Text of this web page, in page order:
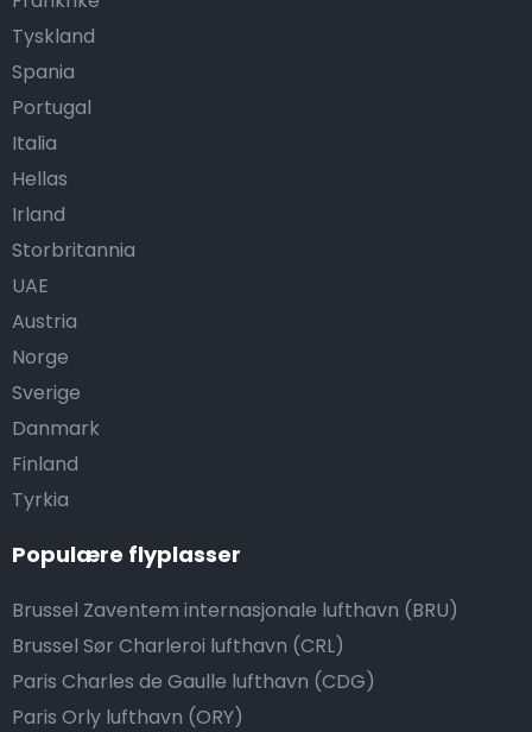
Tyskland
Spania
Portugal
Italia
Hellas
Irland
Storbritannia
UAE
Austria
Norge
Sverige
Danmark
Finland
Tyrkia
Populære flyplasser
Brussel Zaventem internasjonale lufthavn (BRU)
Brussel Sør Charleroi lufthavn (CRL)
Paris Charles de Gaulle lufthavn (CDG)
Paris Orly lufthavn (ORY)